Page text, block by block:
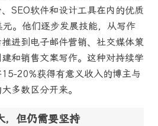
SEO软件和设计工具在内的优质
。他们逐步发展技能，从写作
进到电子邮件营销、社交媒体策
和销售文案写作。这种对持续学
20%获得有意义收入的博主与
多数区分开来。
，但仍需要坚持